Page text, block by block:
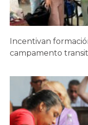
Incentivan
campamento